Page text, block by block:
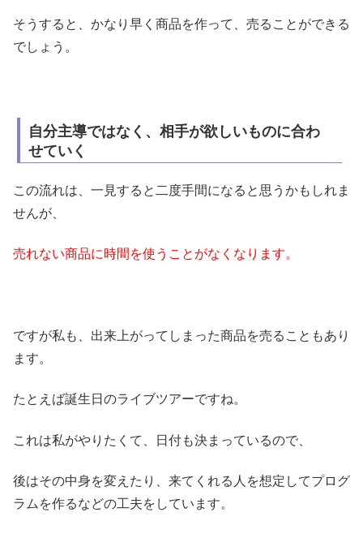
そうすると、かなり早く商品を作って、売ることができる
でしょう。
自分主導ではなく、相手が欲しいものに合わ
せていく
この流れは、一見すると二度手間になると思うかもしれま
せんが、
売れない商品に時間を使うことがなくなります。
ですが私も、出来上がってしまった商品を売ることもあり
ます。
たとえば誕生日のライブツアーですね。
これは私がやりたくて、日付も決まっているので、
後はその中身を変えたり、来てくれる人を想定してプログ
ラムを作るなどの工夫をしています。